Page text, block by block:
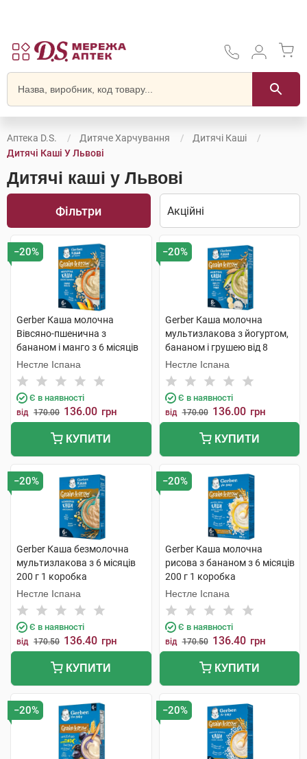
Аптека D.S. Дитяче Харчування
Дитячі Каші
Дитячі Каші У Львові
Дитячі каші у Львові
Фільтри
−20%
Gerber Каша молочна
Вівсяно-пшенична з
бананом і манго з 6 місяців
240 г 1 коробка
Нестле Іспана
Є в наявності
від 170.00 136.00 грн
КУПИТИ
−20%
Gerber Каша молочна
мультизлакова з йогуртом,
бананом і грушею від 8
місяців 240 г 1 коробка
Нестле Іспана
Є в наявності
від 170.00 136.00 грн
КУПИТИ
−20%
Gerber Каша безмолочна
мультизлакова з 6 місяців
200 г 1 коробка
Нестле Іспана
Є в наявності
від 170.50 136.40 грн
КУПИТИ
−20%
Gerber Каша молочна
рисова з бананом з 6 місяців
200 г 1 коробка
Нестле Іспана
Є в наявності
від 170.50 136.40 грн
КУПИТИ
−20% −20%